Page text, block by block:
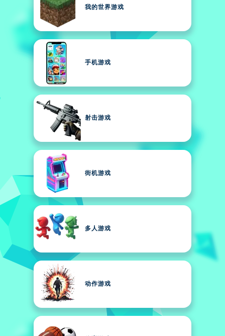
我的世界游戏
手机游戏
射击游戏
街机游戏
多人游戏
动作游戏